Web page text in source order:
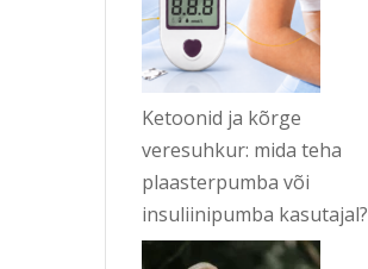
Ketoonid ja kõrge
veresuhkur: mida teha
plaasterpumba või
insuliinipumba kasutajal?